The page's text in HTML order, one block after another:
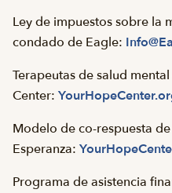
Ley de impuestos sobre la
condado de Eagle:
Terapeutas de salud
Center:
Modelo de co-respuesta
Esperanza:
Programa de asistencia